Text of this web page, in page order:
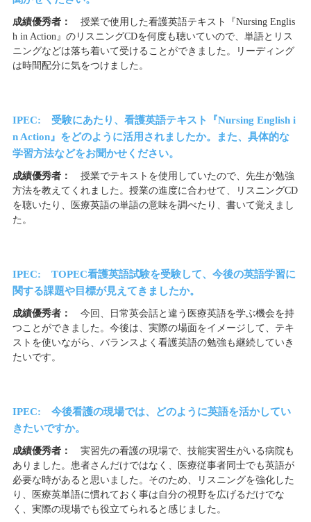
成績優秀者：
授業で使用した看護英語テキスト『Nursing Englis
h in Action』のリスニングCDを何度も聴いていので、単語とリス
ニングなどは落ち着いて受けることができました。リーディング
は時間配分に気をつけました。
IPEC: 受験にあたり、看護英語テキスト『Nursing English i
n Action』をどのように活用されましたか。また、具体的な
学習方法などをお聞かせください。
成績優秀者：
授業でテキストを使用していたので、先生が勉強
方法を教えてくれました。授業の進度に合わせて、リスニングCD
を聴いたり、医療英語の単語の意味を調べたり、書いて覚えまし
た。
IPEC: TOPEC看護英語試験を受験して、今後の英語学習に
関する課題や目標が見えてきましたか。
成績優秀者：
今回、日常英会話と違う医療英語を学ぶ機会を持
つことができました。今後は、実際の場面をイメージして、テキ
ストを使いながら、バランスよく看護英語の勉強も継続していき
たいです。
IPEC: 今後看護の現場では、どのように英語を活かしてい
きたいですか。
成績優秀者：
実習先の看護の現場で、技能実習生がいる病院も
ありました。患者さんだけではなく、医療従事者同士でも英語が
必要な時があると思いました。そのため、リスニングを強化した
り、医療英単語に慣れておく事は自分の視野を広げるだけでな
く、実際の現場でも役立てられると感じました。